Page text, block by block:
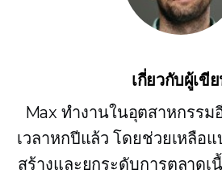
เกี่ยวกับผู้เขี
Max ทำงานในอุตสาหกรรม
เวลาหกปีแล้ว โดยช่วยเหลือ
สร้างและยกระดับการตลาดเ